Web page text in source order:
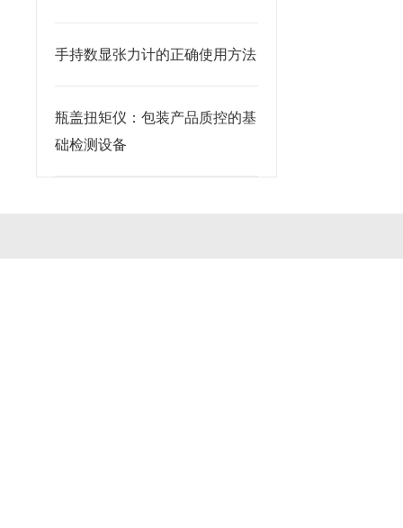
手持数显张力计的正确使用方法
瓶盖扭矩仪：包装产品质控的基
础检测设备